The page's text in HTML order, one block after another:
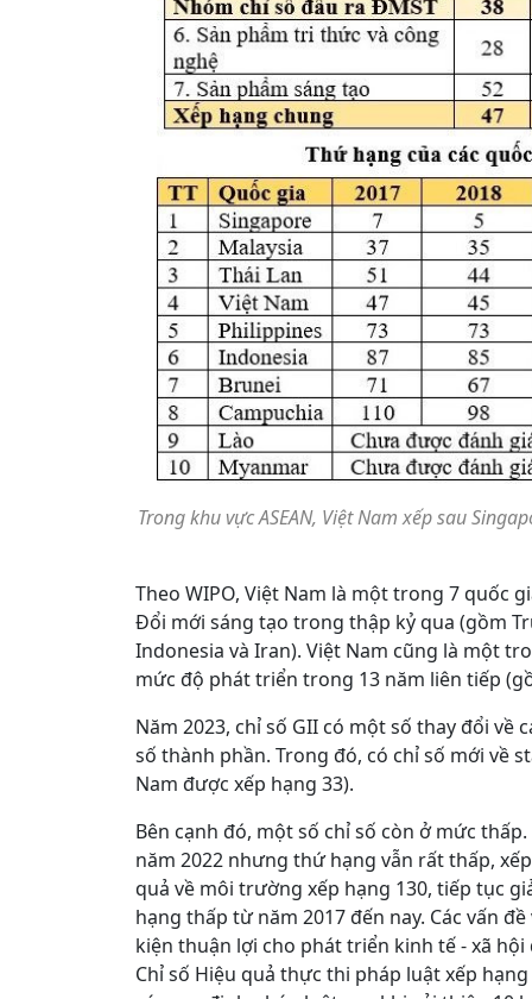
Trong khu vực ASEAN, Việt Nam xếp sau
Theo WIPO, Việt Nam là một trong 7 quốc
Đổi mới sáng tạo trong thập kỷ qua (gồm
Indonesia và Iran). Việt Nam cũng là một
mức độ phát triển trong 13 năm liên tiếp
Năm 2023, chỉ số GII có một số thay đổi
số thành phần. Trong đó, có chỉ số mới về
Nam được xếp hạng 33).
Bên cạnh đó, một số chỉ số còn ở mức
năm 2022 nhưng thứ hạng vẫn rất thấp,
quả về môi trường xếp hạng 130, tiếp tục
hạng thấp từ năm 2017 đến nay. Các vấn
kiện thuận lợi cho phát triển kinh tế - xã
Chỉ số Hiệu quả thực thi pháp luật xếp